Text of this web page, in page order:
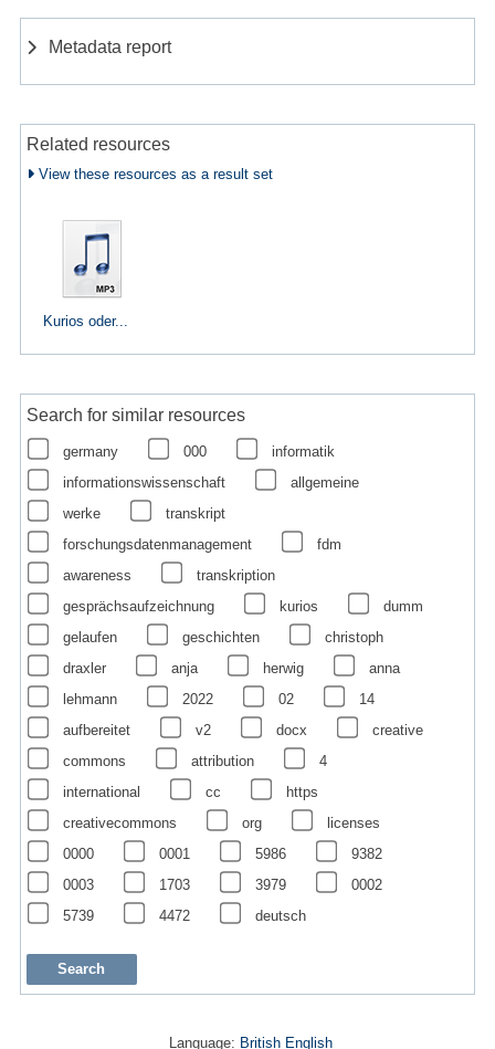
Metadata report
Related resources
View these resources as a result set
Kurios oder...
Search for similar resources
germany 000
informatik
informationswissenschaft
allgemeine
werke
transkript
forschungsdatenmanagement
fdm
awareness
transkription
gesprächsaufzeichnung
kurios
dumm
gelaufen
geschichten
christoph
draxler
anja herwig
anna
lehmann
2022 02
14
aufbereitet
v2 docx
creative
commons
attribution
4
international
cc
https
creativecommons
org
licenses
0000
0001 5986
9382
0003
1703 3979
0002
5739
4472 deutsch
Language: British English